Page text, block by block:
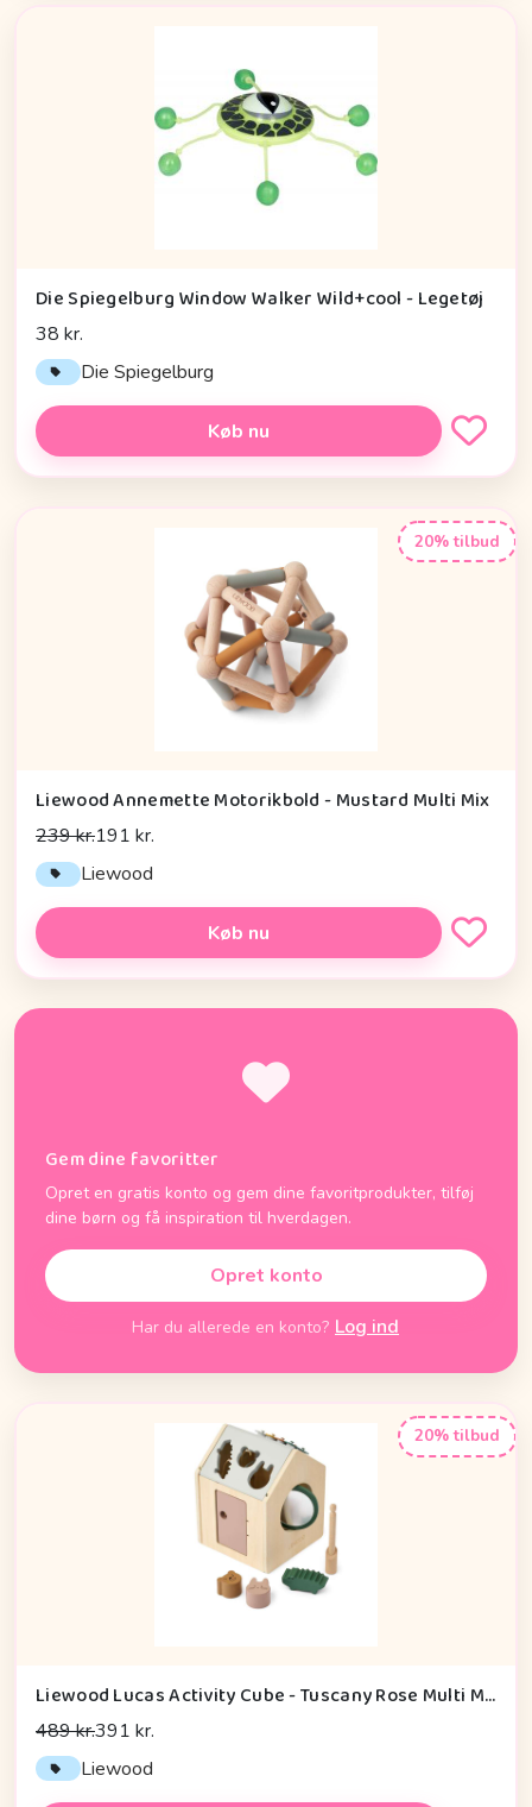
Die Spiegelburg Window Walker Wild+cool - Legetøj
38 kr.
Die Spiegelburg
Køb nu
20% tilbud
Liewood Annemette Motorikbold - Mustard Multi Mix
239 kr.191 kr.
Liewood
Køb nu
Gem dine favoritter
Opret en gratis konto og gem dine favoritprodukter, tilføj
dine børn og få inspiration til hverdagen.
Opret konto
Har du allerede en konto? Log ind
20% tilbud
Liewood Lucas Activity Cube - Tuscany Rose Multi Mix
489 kr.391 kr.
Liewood